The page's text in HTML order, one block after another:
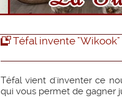
Téfal invente "Wikook"
Téfal vient d'inventer ce
qui vous permet de gagner